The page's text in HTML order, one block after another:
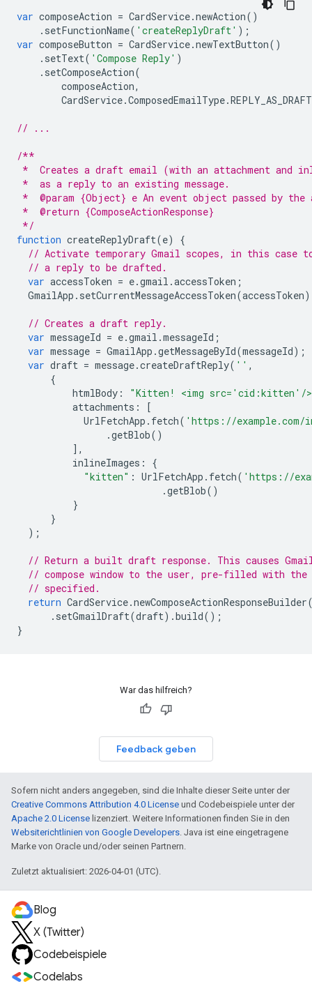
var composeAction = CardService.newAction()
. setFunctionName( 'createReplyDraft' );
var composeButton = CardService.newTextButton()
. setText( 'Compose Reply' )
. setComposeAction(
composeAction,
CardService.ComposedEmailType.REPLY_AS_DRAFT
// ...
/**
*  Creates a draft email (with an attachment and
*  as a reply to an existing message.
*  @param {Object} e An event object passed by
*  @return {ComposeActionResponse}
*/
function createReplyDraft(e)
{
// Activate temporary Gmail scopes, in this case
// a reply to be drafted.
var accessToken = e.gmail .accessToken ;
GmailApp . setCurrentMessageAccessToken(accessToken
// Creates a draft reply.
var messageId = e.gmail .messageId ;
var message = GmailApp .getMessageById(messageId);
var draft = message.createDraftReply( '' ,
{
htmlBody :
"Kitten! <img src='cid:kitten'/
attachments :
[
UrlFetchApp . fetch( 'https://example.com/
.getBlob()
],
inlineImages :
{
"kitten" : UrlFetchApp . fetch( 'https://
.getBlob()
}
}
);
// Return a built draft response. This causes
// compose window to the user, pre-filled with the
// specified.
return CardService.newComposeActionResponseBuilder
. setGmailDraft(draft).build();
}
War das hilfreich?
Feedback geben
Sofern nicht anders angegeben, sind die Inhalte dieser Seite unter der
Creative Commons Attribution 4.0 License und Codebeispiele unter der
Apache 2.0 License lizenziert. Weitere Informationen finden Sie in den
Websiterichtlinien von Google Developers. Java ist eine eingetragene
Marke von Oracle und/oder seinen Partnern.
Zuletzt aktualisiert: 2026-04-01 (UTC).
Blog
X (Twitter)
Codebeispiele
Codelabs